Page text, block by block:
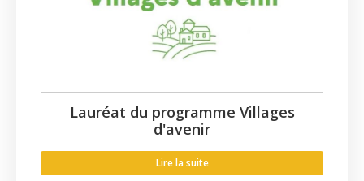
Lauréat du programme Villages
d'avenir
Lire la suite